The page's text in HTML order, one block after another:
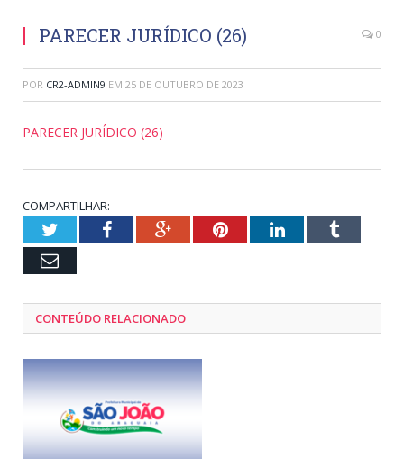
PARECER JURÍDICO (26) 0
POR CR2-ADMIN9 EM 25 DE OUTUBRO DE 2023
PARECER JURÍDICO (26)
COMPARTILHAR:
TwitterFacebookGoogle+PinterestLinkedInTumblr
Email
CONTEÚDO RELACIONADO